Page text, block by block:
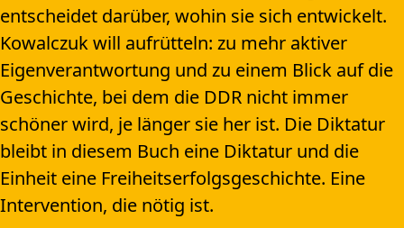
entscheidet darüber, wohin sie sich entwickelt.
Kowalczuk will aufrütteln: zu mehr aktiver
Eigenverantwortung und zu einem Blick auf die
Geschichte, bei dem die DDR nicht immer
schöner wird, je länger sie her ist. Die Diktatur
bleibt in diesem Buch eine Diktatur und die
Einheit eine Freiheitserfolgsgeschichte. Eine
Intervention, die nötig ist.